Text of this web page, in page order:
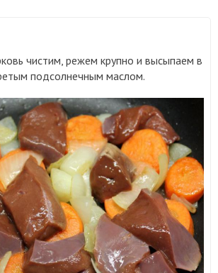
чистим, режем крупно и высыпаем в
подсолнечным маслом.